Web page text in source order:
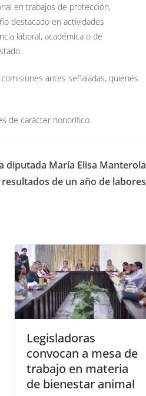
en trabajos de protección,
destacado en actividades
laboral, académica o de
antes señaladas, quienes
de carácter honorífico.
diputada María Elisa Manterola
resultados de un año de labores
Legisladoras
convocan a mesa de
trabajo en materia
de bienestar animal